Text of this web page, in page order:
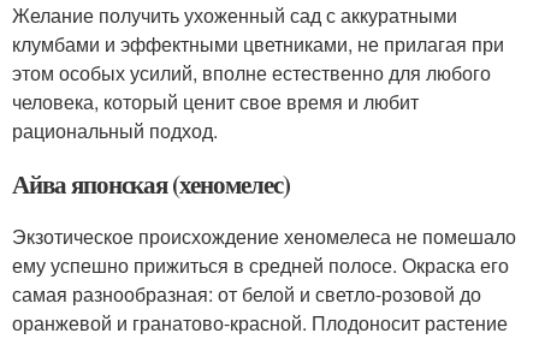
Желание получить ухоженный сад с аккуратными
клумбами и эффектными цветниками, не прилагая при
этом особых усилий, вполне естественно для любого
человека, который ценит свое время и любит
рациональный подход.
Айва японская (хеномелес)
Экзотическое происхождение хеномелеса не помешало
ему успешно прижиться в средней полосе. Окраска его
самая разнообразная: от белой и светло-розовой до
оранжевой и гранатово-красной. Плодоносит растение